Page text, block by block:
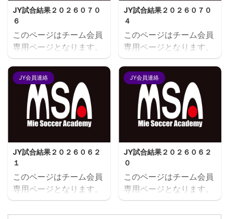
JY試合結果２０２６０７０
６
このページはチーム会員
専用ページとなります。
閲覧にはユーザー名とパ
スワードにてログインが
必要となります。既存ユ
ーザのログインユーザー
名またはメールアドレス
パスワード ログイン状態
JY試合結果２０２６０７０
４
このページはチーム会員
専用ページとなります。
閲覧にはユーザー名とパ
スワードにてログインが
必要となります。既存ユ
ーザのログインユーザー
名またはメールアドレス
パスワード ログイン状態
JY会員連絡
JY試合結果２０２６０６２
１
このページはチーム会員
専用ページとなります。
閲覧にはユーザー名とパ
スワードにてログインが
JY会員連絡
JY試合結果２０２６０６２
０
このページはチーム会員
専用ページとなります。
閲覧にはユーザー名とパ
スワードにてログインが